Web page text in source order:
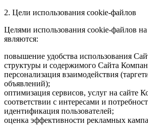
2. Цели использования cookie-файлов
Целями использования cookie-файлов
являются:
повышение удобства использования
структуры и содержимого Сайта
персонализация взаимодействия
объявлений);
оптимизация сервисов, услуг на сайте
соответствии с интересами и
идентификация пользователей;
оценка эффективности рекламных